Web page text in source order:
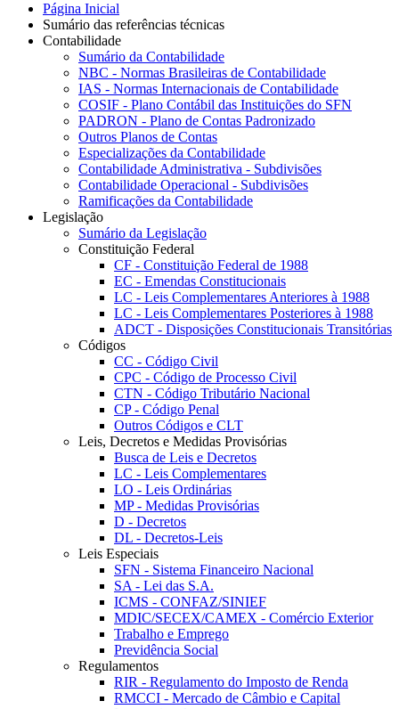
Página Inicial
Sumário das referências técnicas
Contabilidade
Sumário da Contabilidade
NBC - Normas Brasileiras de Contabilidade
IAS - Normas Internacionais de Contabilidade
COSIF - Plano Contábil das Instituições do SFN
PADRON - Plano de Contas Padronizado
Outros Planos de Contas
Especializações da Contabilidade
Contabilidade Administrativa - Subdivisões
Contabilidade Operacional - Subdivisões
Ramificações da Contabilidade
Legislação
Sumário da Legislação
Constituição Federal
CF - Constituição Federal de 1988
EC - Emendas Constitucionais
LC - Leis Complementares Anteriores à 1988
LC - Leis Complementares Posteriores à 1988
ADCT - Disposições Constitucionais Transitórias
Códigos
CC - Código Civil
CPC - Código de Processo Civil
CTN - Código Tributário Nacional
CP - Código Penal
Outros Códigos e CLT
Leis, Decretos e Medidas Provisórias
Busca de Leis e Decretos
LC - Leis Complementares
LO - Leis Ordinárias
MP - Medidas Provisórias
D - Decretos
DL - Decretos-Leis
Leis Especiais
SFN - Sistema Financeiro Nacional
SA - Lei das S.A.
ICMS - CONFAZ/SINIEF
MDIC/SECEX/CAMEX - Comércio Exterior
Trabalho e Emprego
Previdência Social
Regulamentos
RIR - Regulamento do Imposto de Renda
RMCCI - Mercado de Câmbio e Capital